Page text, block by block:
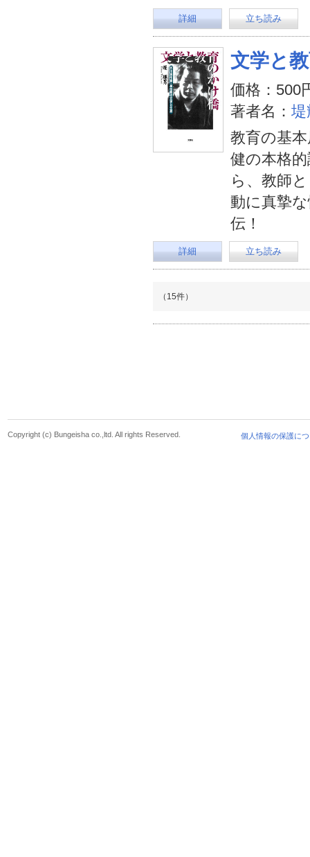
詳細 立ち読み
文学と
価格：500
著者名： 堤
教育の基
健の本格
ら、教師
動に真摯
伝！
詳細 立ち読み
（15件）
個人情報の保護に
Copyright (c) Bungeisha co.,ltd. All rights Reserved.